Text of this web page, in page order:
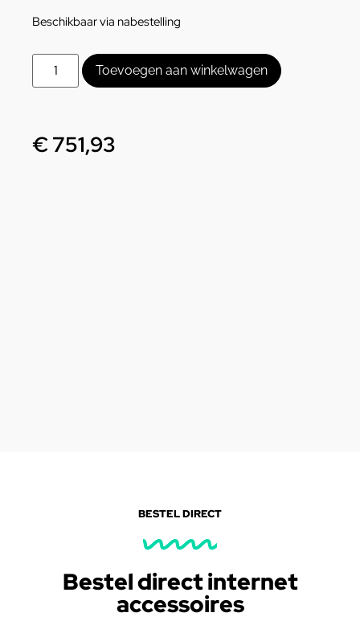
Beschikbaar via nabestelling
Toevoegen aan winkelwagen
€751,93
BESTEL DIRECT
Bestel direct internet
accessoires